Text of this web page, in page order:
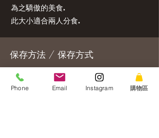
為之驕傲的美食.
此大小適合兩人分食.
保存方法 / 保存方式
冷凍庫にて約６か月～１年、冷蔵庫にて
解凍後３～４日でお召し上がりくださ
Phone Email Instagram 購物區